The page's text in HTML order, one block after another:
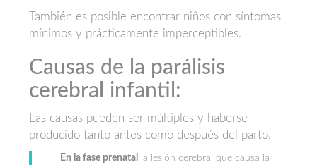
También es posible encontrar niños con síntomas
mínimos y prácticamente imperceptibles.
Causas de la parálisis
cerebral infantil:
Las causas pueden ser múltiples y haberse
producido tanto antes como después del parto.
En la fase prenatal
la lesión cerebral que causa la